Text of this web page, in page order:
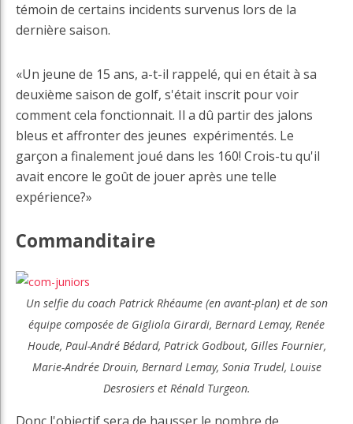
témoin de certains incidents survenus lors de la
dernière saison.
«Un jeune de 15 ans, a-t-il rappelé, qui en était à sa
deuxième saison de golf, s'était inscrit pour voir
comment cela fonctionnait. Il a dû partir des jalons
bleus et affronter des jeunes expérimentés. Le
garçon a finalement joué dans les 160! Crois-tu qu'il
avait encore le goût de jouer après une telle
expérience?»
Commanditaire
Un selfiedu coach Patrick Rhéaume (en avant-plan) et de son
équipe composée de Gigliola Girardi, Bernard Lemay, Renée
Houde, Paul-André Bédard, Patrick Godbout, Gilles Fournier,
Marie-Andrée Drouin, Bernard Lemay, Sonia Trudel, Louise
Desrosiers et Rénald Turgeon.